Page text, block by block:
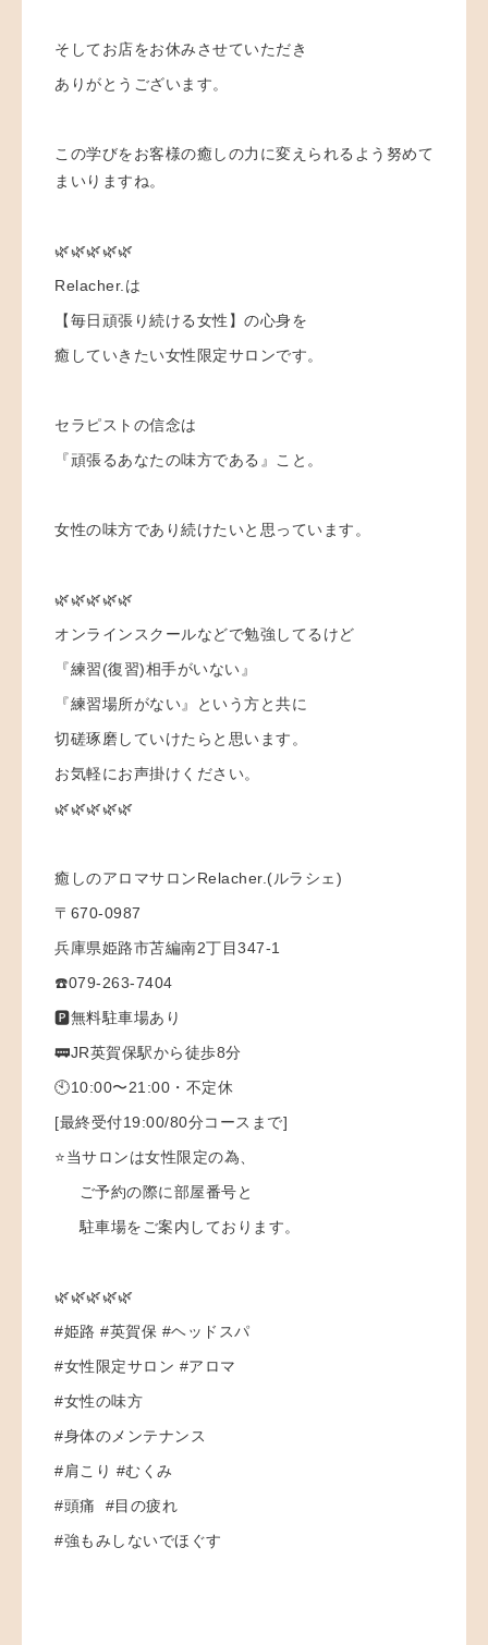
そしてお店をお休みさせていただき
ありがとうございます。
この学びをお客様の癒しの力に変えられるよう努めて
まいりますね。
🌿🌿🌿🌿🌿
Relacher.は
【毎日頑張り続ける女性】の心身を
癒していきたい女性限定サロンです。
セラピストの信念は
『頑張るあなたの味方である』こと。
女性の味方であり続けたいと思っています。
🌿🌿🌿🌿🌿
オンラインスクールなどで勉強してるけど
『練習(復習)相手がいない』
『練習場所がない』という方と共に
切磋琢磨していけたらと思います。
お気軽にお声掛けください。
🌿🌿🌿🌿🌿
癒しのアロマサロンRelacher.(ルラシェ)
〒670-0987
兵庫県姫路市苫編南2丁目347-1
☎️079-263-7404
🅿️無料駐車場あり
🚃JR英賀保駅から徒歩8分
🕙10:00〜21:00・不定休
[最終受付19:00/80分コースまで]
⭐️当サロンは女性限定の為、
ご予約の際に部屋番号と
駐車場をご案内しております。
🌿🌿🌿🌿🌿
#姫路 #英賀保 #ヘッドスパ
#女性限定サロン #アロマ
#女性の味方
#身体のメンテナンス
#肩こり #むくみ
#頭痛 #目の疲れ
#強もみしないでほぐす